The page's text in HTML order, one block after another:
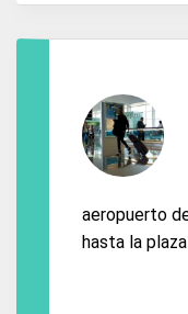
aeropuerto
hasta la